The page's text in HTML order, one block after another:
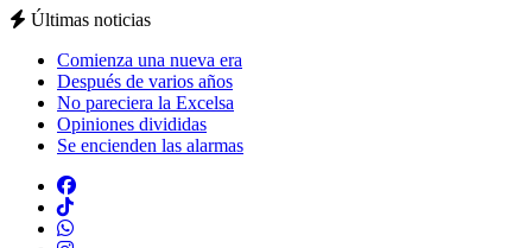
Últimas noticias
Comienza una nueva era
Después de varios años
No pareciera la Excelsa
Opiniones divididas
Se encienden las alarmas